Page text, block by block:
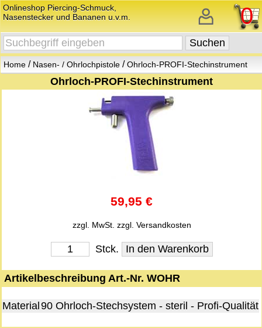
0
Onlineshop Piercing-Schmuck,
Nasenstecker und Bananen u.v.m.
Home / Nasen- / Ohrlochpistole /Ohrloch-PROFI-Stechinstrument
Ohrloch-PROFI-Stechinstrument
59,95 €
zzgl. MwSt. zzgl. Versandkosten
Stck.
Artikelbeschreibung Art.-Nr. WOHR
Material 90 Ohrloch-Stechsystem - steril - Profi-Qualität